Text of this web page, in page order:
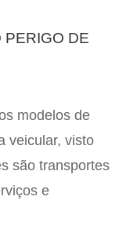
PERIGO DE
modelos de
veicular, visto
são transportes
e